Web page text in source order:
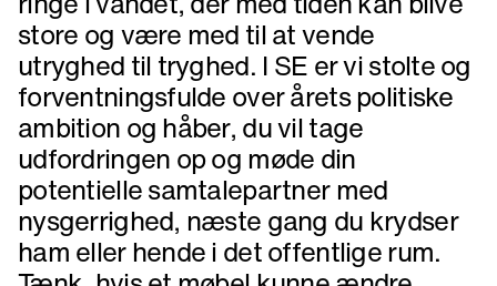
store og være med til at vende
utryghed til tryghed. I SE er vi stolte og
forventningsfulde over årets politiske
ambition og håber, du vil tage
udfordringen op og møde din
potentielle samtalepartner med
nysgerrighed, næste gang du krydser
ham eller hende i det offentlige rum.